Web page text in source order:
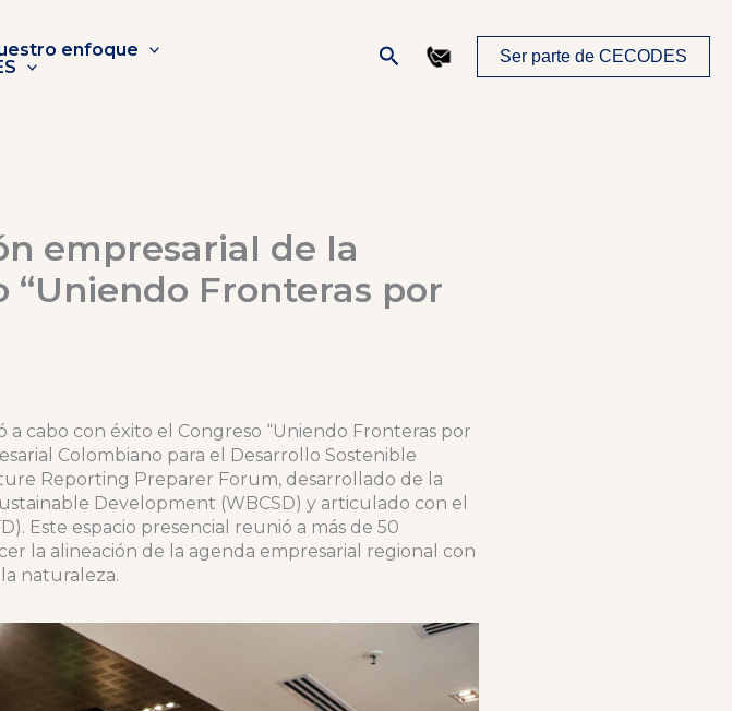
enfoque
Buscar Ser parte de CECODES
empresarial de la
“Uniendo Fronteras por
a cabo con éxito el Congreso “Uniendo Fronteras por
Colombiano para el Desarrollo Sostenible
Reporting Preparer Forum, desarrollado de la
Development (WBCSD) y articulado con el
Este espacio presencial reunió a más de 50
la alineación de la agenda empresarial regional con
naturaleza.